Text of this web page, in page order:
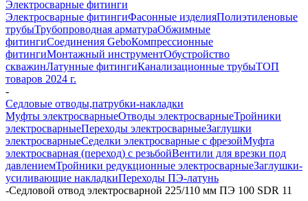
Электросварные фитинги
Электросварные фитингиФасонные изделияПолиэтиленовые
трубыТрубопроводная арматураОбжимные
фитингиСоединения GeboКомпрессионные
фитингиМонтажный инструментОбустройство
скважинЛатунные фитингиКанализационные трубыТОП
товаров 2024 г.
-
Седловые отводы,патрубки-накладки
Муфты электросварныеОтводы электросварныеТройники
электросварныеПереходы электросварныеЗаглушки
электросварныеСеделки электросварные с фрезойМуфта
электросварная (переход) с резьбойВентили для врезки под
давлениемТройники редукционные электросварныеЗаглушки-
усиливающие накладкиПереходы ПЭ-латунь
-Седловой отвод электросварной 225/110 мм ПЭ 100 SDR 11